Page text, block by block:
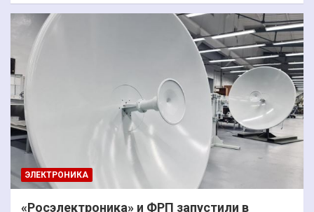
ЭЛЕКТРОНИКА
«Росэлектроника» и ФРП запустили в